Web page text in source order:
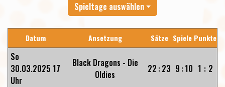
Spieltage auswählen
Datum Ansetzung Sätze Spiele Punkte
So
30.03.2025 17
Uhr
Black Dragons - Die
Oldies
22 :23 9 :10 1 : 2